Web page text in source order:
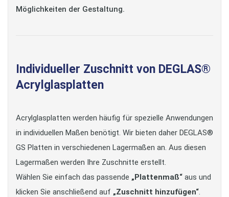
Möglichkeiten der Gestaltung.
Individueller Zuschnitt von DEGLAS®
Acrylglasplatten
Acrylglasplatten werden häufig für spezielle Anwendungen
in individuellen Maßen benötigt. Wir bieten daher DEGLAS®
GS Platten in verschiedenen Lagermaßen an. Aus diesen
Lagermaßen werden Ihre Zuschnitte erstellt.
Wählen Sie einfach das passende „Plattenmaß“ aus und
klicken Sie anschließend auf „Zuschnitt hinzufügen“.